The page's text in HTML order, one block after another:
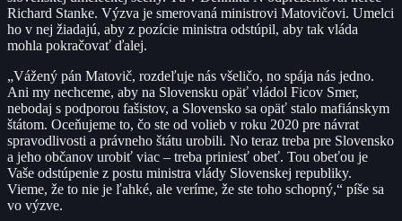
Richard Stanke. Výzva je smerovaná ministrovi Matovičovi. Umelci
ho v nej žiadajú, aby z pozície ministra odstúpil, aby tak vláda
mohla pokračovať ďalej.
„Vážený pán Matovič, rozdeľuje nás všeličo, no spája nás jedno.
Ani my nechceme, aby na Slovensku opäť vládol Ficov Smer,
nebodaj s podporou fašistov, a Slovensko sa opäť stalo mafiánskym
štátom. Oceňujeme to, čo ste od volieb v roku 2020 pre návrat
spravodlivosti a právneho štátu urobili. No teraz treba pre Slovensko
a jeho občanov urobiť viac – treba priniesť obeť. Tou obeťou je
Vaše odstúpenie z postu ministra vlády Slovenskej republiky.
Vieme, že to nie je ľahké, ale veríme, že ste toho schopný,“ píše sa
vo výzve.